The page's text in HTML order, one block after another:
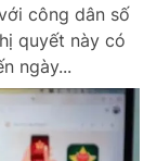
công dân số
quyết này có
ngày...